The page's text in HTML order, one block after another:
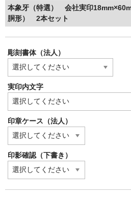
本象牙（特選） 会社実印
胴形） 2本セット
彫刻書体（法人）
実印内文字
印章ケース（法人）
印影確認（下書き）